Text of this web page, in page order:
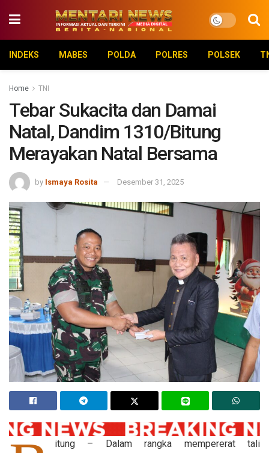
INDEKS MABES POLDA POLRES POLSEK
Home TNI
Tebar Sukacita dan Damai
Natal, Dandim 1310/Bitung
Merayakan Natal Bersama
by Ismaya Rosita Desember 31, 2025
itung – Dalam rangka mempererat tali